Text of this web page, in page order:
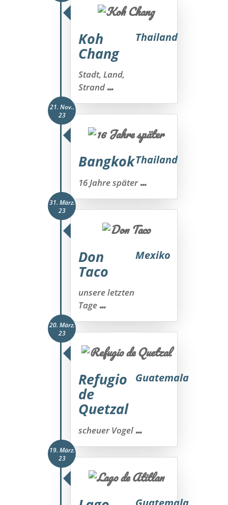
Koh
Chang
Thailand
Stadt, Land,
Strand...
21. Nov..
23
BangkokThailand
16 Jahre später...
31. März.
23
Don
Taco
Mexiko
unsere letzten
Tage...
20. März.
23
Refugio
de
Quetzal
Guatemala
scheuer Vogel...
19. März.
23